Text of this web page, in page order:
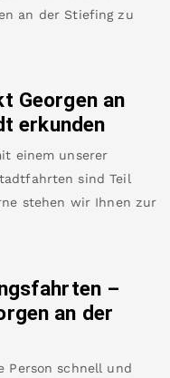
an der Stiefing zu
Georgen an
erkunden
einem unserer
sind Teil
stehen wir Ihnen zur
–
an der
Person schnell und